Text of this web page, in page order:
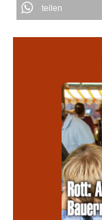
teilen